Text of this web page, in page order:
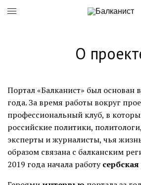
О
Портал «Балканист» был основан
года. За время работы вокруг
профессиональный клуб, в
российские политики,
эксперты и журналисты, чья
образом связана с балканским
2019 года начала работу